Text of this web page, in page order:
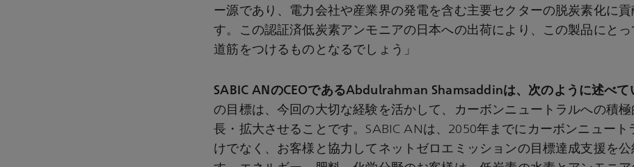
ー源であり、電力会社や産業界の発電を含む主要セクターの脱炭素化に
す。この認証済低炭素アンモニアの日本への出荷により、この製品にと
道筋をつけるものとなるでしょう」
SABIC ANのCEOであるAbdulrahman Shamsaddinは、次のように述べて
の目標は、今回の大切な経験を活かして、カーボンニュートラルへの積
長・拡大させることです。SABIC ANは、2050年までにカーボンニュート
けでなく、お客様と協力してネットゼロエミッションの目標達成支援を公